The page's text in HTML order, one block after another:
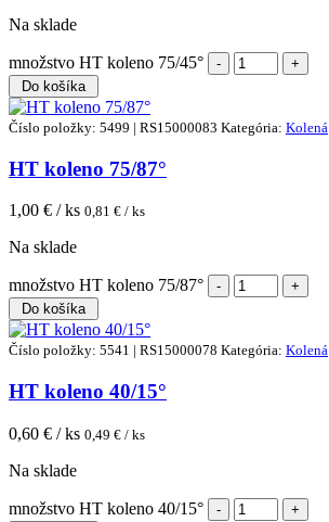
Na sklade
množstvo HT koleno 75/45°
Do košíka
Číslo položky: 5499 | RS15000083 Kategória: Kolená
HT koleno 75/87°
1,00 € / ks 0,81 € / ks
Na sklade
množstvo HT koleno 75/87°
Do košíka
Číslo položky: 5541 | RS15000078 Kategória: Kolená
HT koleno 40/15°
0,60 € / ks 0,49 € / ks
Na sklade
množstvo HT koleno 40/15°